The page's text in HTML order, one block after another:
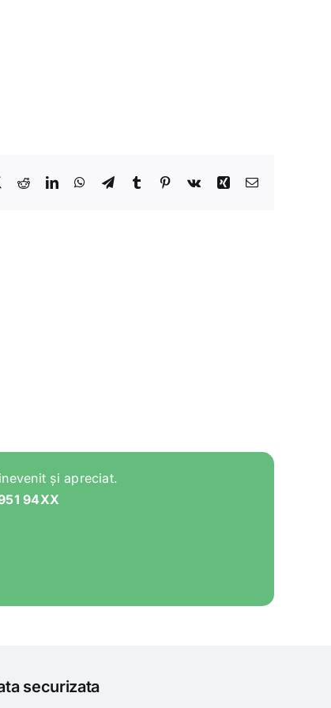
X RedditLinkedInWhatsApp
TelegramTumblr Pinterest
Vk Xing Email
și apreciat.
94XX
securizata